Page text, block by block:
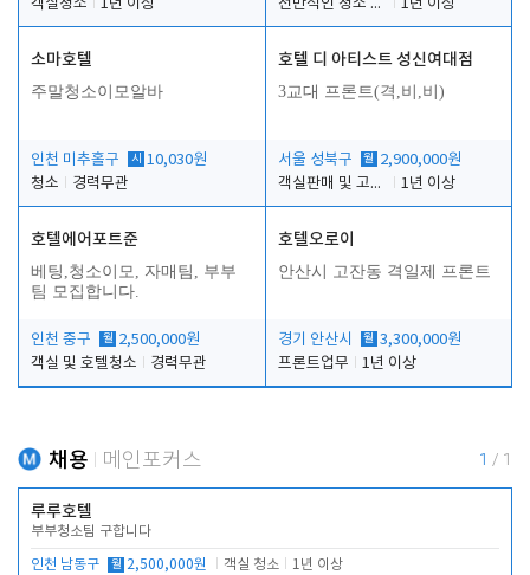
객실청소
1년 이상
전반적인 청소 업무(객실청소.객실정리)
1년 이상
소마호텔
주말청소이모알바
인천 미추홀구 시 10,030원
청소
경력무관
호텔 디 아티스트 성신여대점
3교대 프론트(격,비,비)
서울 성북구 월 2,900,000원
객실판매 및 고객응대
1년 이상
호텔에어포트준
베팅,청소이모, 자매팀, 부부
팀 모집합니다.
인천 중구 월 2,500,000원
객실 및 호텔청소
경력무관
호텔오로이
안산시 고잔동 격일제 프론트
경기 안산시 월 3,300,000원
프론트업무
1년 이상
채용 메인포커스 1 / 1
루루호텔
부부청소팀 구합니다
인천 남동구 월 2,500,000원 객실 청소 1년 이상